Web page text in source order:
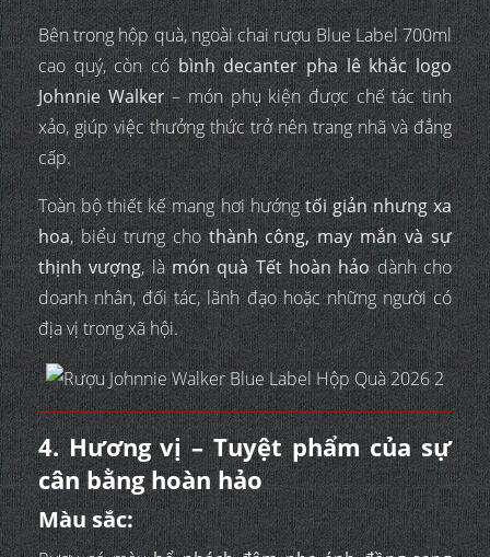
Bên trong hộp quà, ngoài chai rượu Blue Label 700ml
cao quý, còn cóbình decanter pha lê khắc logo
Johnnie Walker– món phụ kiện được chế tác tinh
xảo, giúp việc thưởng thức trở nên trang nhã và đẳng
cấp.
Toàn bộ thiết kế mang hơi hướngtối giản nhưng xa
hoa, biểu trưng chothành công, may mắn và sự
thịnh vượng, làmón quà Tết hoàn hảodành cho
doanh nhân, đối tác, lãnh đạo hoặc những người có
địa vị trong xã hội.
4. Hương vị – Tuyệt phẩm của sự
cân bằng hoàn hảo
Màu sắc: